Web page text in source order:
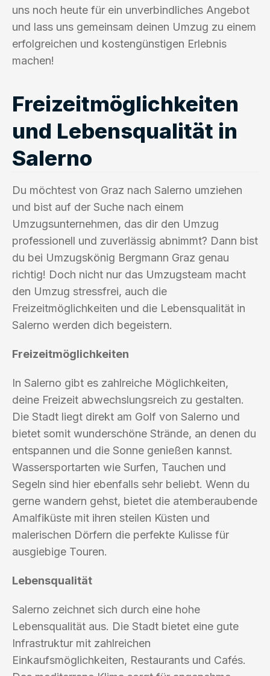
uns noch heute für ein unverbindliches Angebot
und lass uns gemeinsam deinen Umzug zu einem
erfolgreichen und kostengünstigen Erlebnis
machen!
Freizeitmöglichkeiten
und Lebensqualität in
Salerno
Du möchtest von Graz nach Salerno umziehen
und bist auf der Suche nach einem
Umzugsunternehmen, das dir den Umzug
professionell und zuverlässig abnimmt? Dann bist
du bei Umzugskönig Bergmann Graz genau
richtig! Doch nicht nur das Umzugsteam macht
den Umzug stressfrei, auch die
Freizeitmöglichkeiten und die Lebensqualität in
Salerno werden dich begeistern.
Freizeitmöglichkeiten
In Salerno gibt es zahlreiche Möglichkeiten,
deine Freizeit abwechslungsreich zu gestalten.
Die Stadt liegt direkt am Golf von Salerno und
bietet somit wunderschöne Strände, an denen du
entspannen und die Sonne genießen kannst.
Wassersportarten wie Surfen, Tauchen und
Segeln sind hier ebenfalls sehr beliebt. Wenn du
gerne wandern gehst, bietet die atemberaubende
Amalfiküste mit ihren steilen Küsten und
malerischen Dörfern die perfekte Kulisse für
ausgiebige Touren.
Lebensqualität
Salerno zeichnet sich durch eine hohe
Lebensqualität aus. Die Stadt bietet eine gute
Infrastruktur mit zahlreichen
Einkaufsmöglichkeiten, Restaurants und Cafés.